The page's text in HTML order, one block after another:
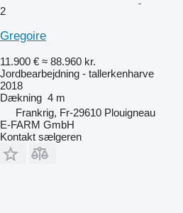
2
Gregoire
11.900 € ≈ 88.960 kr.
Jordbearbejdning - tallerkenharve
2018
Dækning 4 m
Frankrig, Fr-29610 Plouigneau
E-FARM GmbH
Kontakt sælgeren